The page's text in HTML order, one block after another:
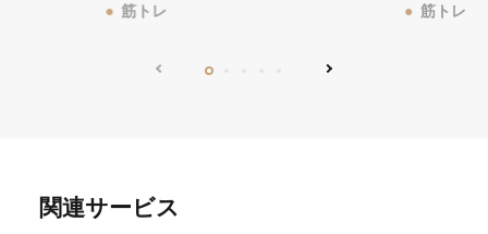
筋トレ 筋トレ
関連サービス